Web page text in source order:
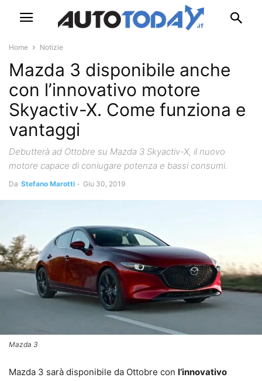
Home Notizie
Mazda 3 disponibile anche
con l’innovativo motore
Skyactiv-X. Come funziona e
vantaggi
Debutterà ad Ottobre su Mazda 3 Skyactiv-X, il nuovo
motore capace di coniugare potenza e bassi consumi.
Da Stefano Marotti - Giu 30, 2019
Mazda 3
Mazda 3 sarà disponibile da Ottobre con l’innovativo